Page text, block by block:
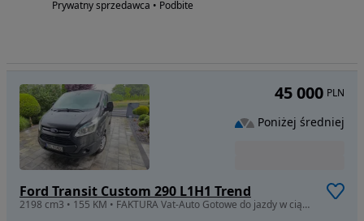
Prywatny sprzedawca • Podbite
Ford Transit Custom 290 L1H1 Trend
2198 cm3 • 155 KM • FAKTURA Vat-Auto Gotowe do jazdy w ciągłej eksploatacji
45 000 PLN
Poniżej średniej